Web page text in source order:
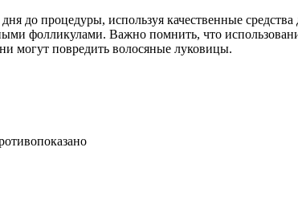
до процедуры, используя качественные средства
фолликулами. Важно помнить, что
могут повредить волосяные луковицы.